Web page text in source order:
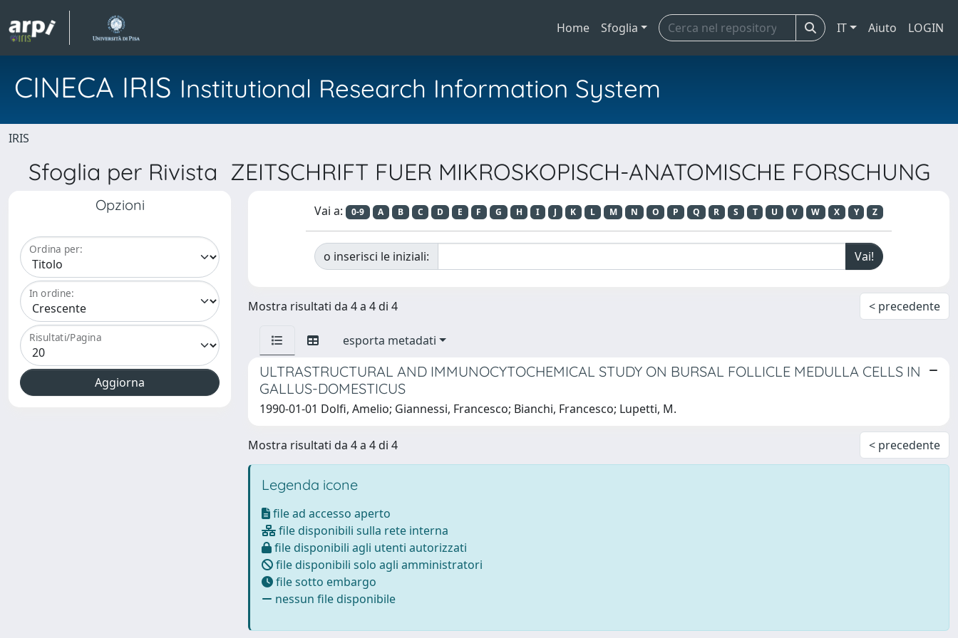
Home Sfoglia IT Aiuto LOGIN
CINECA IRIS Institutional Research Information System
IRIS
Sfoglia per Rivista ZEITSCHRIFT FUER MIKROSKOPISCH-ANATOMISCHE FORSCHUNG
Opzioni
Ordina per:
In ordine:
Risultati/Pagina
Vai a: 0-9 A B C D E F G H I J K L M N O P Q R S T U V W X Y Z
o inserisci le iniziali:
Mostra risultati da 4 a 4 di 4 < precedente
esporta metadati
ULTRASTRUCTURAL AND IMMUNOCYTOCHEMICAL STUDY ON BURSAL FOLLICLE MEDULLA CELLS IN
GALLUS-DOMESTICUS
1990-01-01 Dolfi, Amelio; Giannessi, Francesco; Bianchi, Francesco; Lupetti, M.
Mostra risultati da 4 a 4 di 4 < precedente
Legenda icone
file ad accesso aperto
file disponibili sulla rete interna
file disponibili agli utenti autorizzati
file disponibili solo agli amministratori
file sotto embargo
nessun file disponibile